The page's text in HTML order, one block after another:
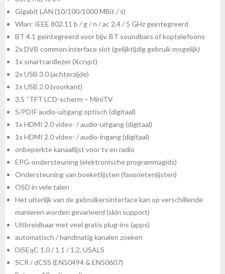
Gigabit LAN (10/100/1000 MBit / s)
Wlan: IEEE 802.11 b / g / n / ac 2,4 / 5 GHz geïntegreerd
BT 4.1 geïntegreerd voor bijv. BT soundbars of koptelefoons
2x DVB common interface slot (gelijktijdig gebruik mogelijk)
1x smartcardlezer (Xcrypt)
2x USB 3.0 (achterzijde)
1x USB 2.0 (voorkant)
3,5 “TFT LCD-scherm – MiniTV
S/PDIF audio-uitgang optisch (digitaal)
1x HDMI 2.0 video- / audio-uitgang (digitaal)
1x HDMI 2.0 video- / audio-ingang (digitaal)
onbeperkte kanaallijst voor tv en radio
EPG-ondersteuning (elektronische programmagids)
Ondersteuning van boeketlijsten (favorietenlijsten)
OSD in vele talen
Het uiterlijk van de gebruikersinterface kan op verschillende
manieren worden gevarieerd (skin support)
Uitbreidbaar met veel gratis plug-ins (apps)
automatisch / handmatig kanalen zoeken
DiSEqC 1.0 / 1.1 / 1.2, USALS
SCR / dCSS (EN50494 & EN50607)